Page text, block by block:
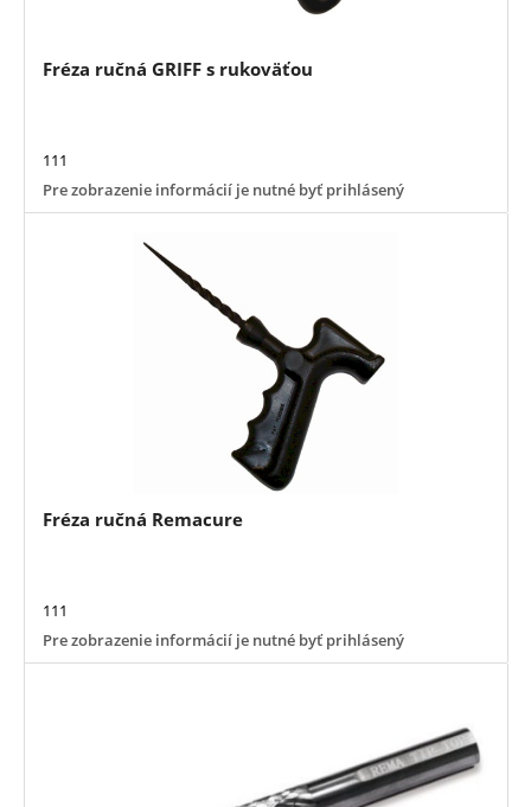
Fréza ručná GRIFF s rukoväťou
111
Pre zobrazenie informácií je nutné byť prihlásený
Fréza ručná Remacure
111
Pre zobrazenie informácií je nutné byť prihlásený